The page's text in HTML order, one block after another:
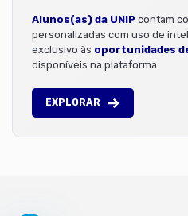
Alunos(as) da UNIP contam
personalizadas com uso de
exclusivo às oportunidades
disponíveis na plataforma.
EXPLORAR